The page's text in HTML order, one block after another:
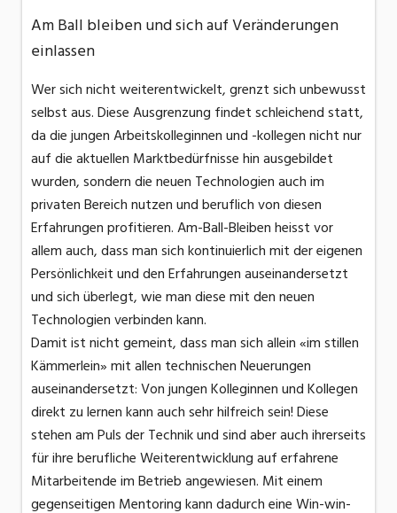
Am Ball bleiben und sich auf Veränderungen
einlassen
Wer sich nicht weiterentwickelt, grenzt sich unbewusst
selbst aus. Diese Ausgrenzung findet schleichend statt,
da die jungen Arbeitskolleginnen und -kollegen nicht nur
auf die aktuellen Marktbedürfnisse hin ausgebildet
wurden, sondern die neuen Technologien auch im
privaten Bereich nutzen und beruflich von diesen
Erfahrungen profitieren. Am-Ball-Bleiben heisst vor
allem auch, dass man sich kontinuierlich mit der eigenen
Persönlichkeit und den Erfahrungen auseinandersetzt
und sich überlegt, wie man diese mit den neuen
Technologien verbinden kann.
Damit ist nicht gemeint, dass man sich allein «im stillen
Kämmerlein» mit allen technischen Neuerungen
auseinandersetzt: Von jungen Kolleginnen und Kollegen
direkt zu lernen kann auch sehr hilfreich sein! Diese
stehen am Puls der Technik und sind aber auch ihrerseits
für ihre berufliche Weiterentwicklung auf erfahrene
Mitarbeitende im Betrieb angewiesen. Mit einem
gegenseitigen Mentoring kann dadurch eine Win-win-